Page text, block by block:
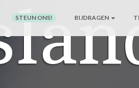
STEUN ONS! BIJDRAGEN